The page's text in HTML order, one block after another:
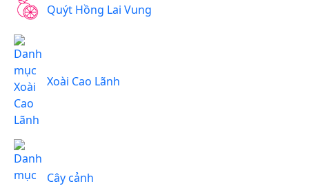
Quýt Hồng Lai Vung
Xoài Cao Lãnh
Cây cảnh